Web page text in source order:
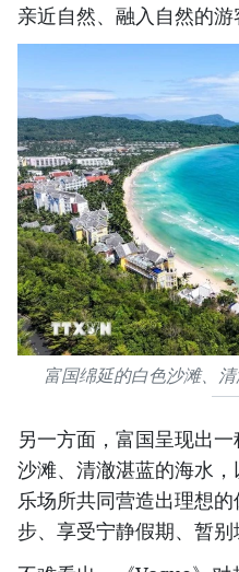
亲近自然、融入自然的游
富国绵延的白色沙滩、
另一方面，富国呈现出
沙滩、清澈湛蓝的海水
乐场所共同营造出理想
步、享受宁静假期、暂别